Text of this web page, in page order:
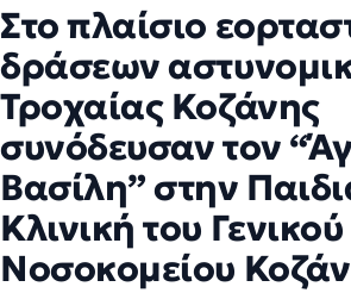
Στο πλαίσιο
δράσεων
Τροχαίας Κοζάνης
συνόδευσαν τον
Βασίλη” στην
Κλινική του Γενικού
Νοσοκομείου